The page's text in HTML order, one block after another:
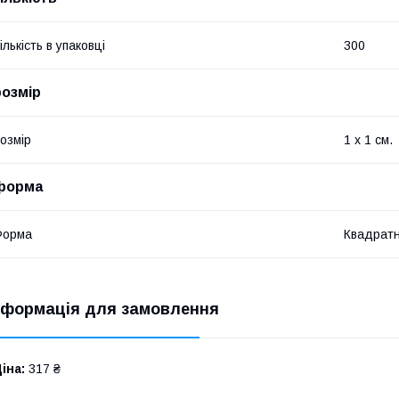
в упаковці 300
1 х 1 см.
для замовлення
317 ₴